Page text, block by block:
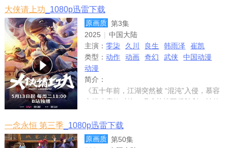
大侠请上功 _1080p迅雷下载
原画质 第3集
2025 | 中国大陆
主演：零柒 久川 良生 韩雨泽
崔凯
类型：动作 动画 奇幻 武侠
中国动漫
动漫
简介：
《五十年前，江湖突然被 “混沌”入侵，慕容
穹组建魔教对抗，艰难苦战不得胜利。神使
沌。可神使离开，妖化功法传入江湖后失
控，慕容穹失望退隐。他的手下余化冰趁机
一念永恒 第三季_1080p迅雷下载
原画质 第50集